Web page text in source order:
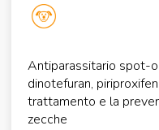
Antiparassitario spot-
dinotefuran,
trattamento e la
zecche